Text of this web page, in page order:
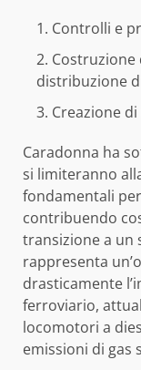
Controlli e
distribuzione
Creazione
Caradonna ha
si limiteranno
fondamentali
contribuendo
transizione a un
rappresenta
drasticamente
ferroviario,
locomotori a
emissioni di gas